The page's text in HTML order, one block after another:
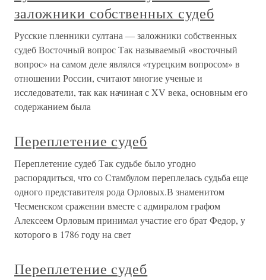
заложники собственных судеб
Русские пленники султана — заложники собственных
судеб Восточный вопрос Так называемый «восточный
вопрос» на самом деле являлся «турецким вопросом» в
отношении России, считают многие ученые и
исследователи, так как начиная с XV века, основным его
содержанием была
Переплетение судеб
Переплетение судеб Так судьбе было угодно
распорядиться, что со Стамбулом переплелась судьба еще
одного представителя рода Орловых.В знаменитом
Чесменском сражении вместе с адмиралом графом
Алексеем Орловым принимал участие его брат Федор, у
которого в 1786 году на свет
Переплетение судеб